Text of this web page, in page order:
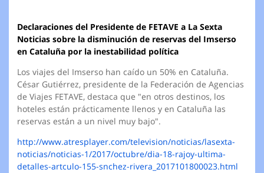
Declaraciones del Presidente de FETAVE a La Sexta
Noticias sobre la disminución de reservas del Imserso
en Cataluña por la inestabilidad política
Los viajes del Imserso han caído un 50% en Cataluña.
César Gutiérrez, presidente de la Federación de Agencias
de Viajes FETAVE, destaca que "en otros destinos, los
hoteles están prácticamente llenos y en Cataluña las
reservas están a un nivel muy bajo".
http://www.atresplayer.com/television/noticias/lasexta-
noticias/noticias-1/2017/octubre/dia-18-rajoy-ultima-
detalles-artculo-155-snchez-rivera_2017101800023.html